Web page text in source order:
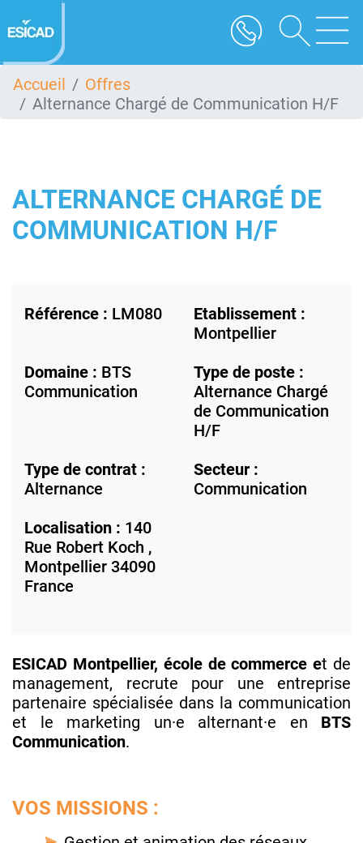
au
contenu
Accueil
Offres
Alternance Chargé de Communication H/F
ALTERNANCE CHARGÉ DE
COMMUNICATION H/F
Référence : LM080
Etablissement :
Montpellier
Domaine : BTS
Communication
Type de poste :
Alternance Chargé
de Communication
H/F
Type de contrat :
Alternance
Secteur :
Communication
Localisation : 140
Rue Robert Koch ,
Montpellier 34090
France
ESICAD Montpellier, école de commerce et de
management, recrute pour une entreprise
partenaire spécialisée dans la communication
et le marketing un·e alternant·e en BTS
Communication.
VOS MISSIONS :